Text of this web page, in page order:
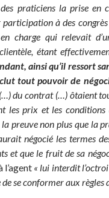
praticiens la prise en
à des
charge qui relevait
étant
ainsi qu’il ressort
tout pouvoir de
du contrat (…) ôtaient
les prix et les conditions
preuve non plus que la
négocié les termes
et que le fruit de sa
l’agent « lui interdit l’octroi
se conformer aux règles